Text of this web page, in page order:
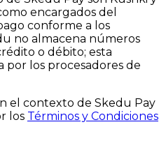
encargados del
conforme a los
no almacena números
o débito; esta
por los procesadores de
el contexto de Skedu Pay
los Términos y Condiciones